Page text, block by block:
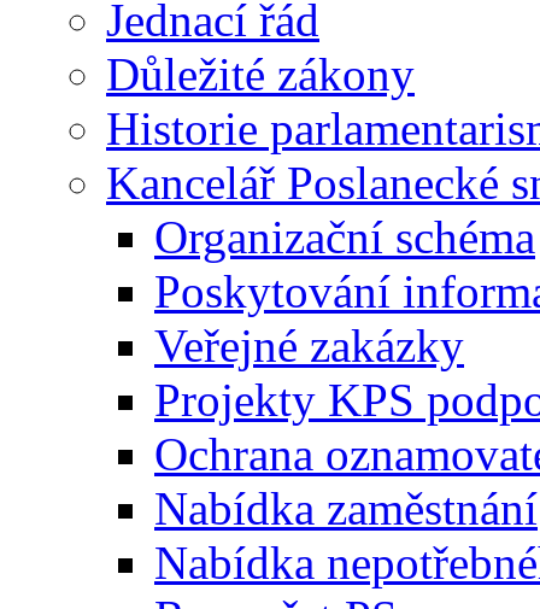
Jednací řád
Důležité zákony
Historie
Kancelář Poslanecké
Organizační schéma
Poskytování
Veřejné zakázky
Projekty KPS
Ochrana
Nabídka zaměstnání
Nabídka